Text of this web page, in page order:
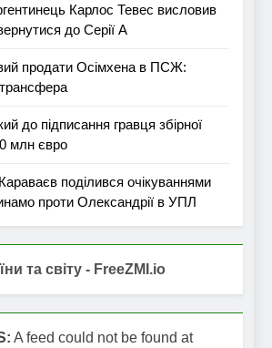
Карлос Тевес висловив
до Серії А
продати Осімхена в ПСЖ:
до підписання гравця збірної
млн євро
поділився очікуваннями
проти Олександрії в УПЛ
та світу - FreeZMI.io
A feed could not be found at